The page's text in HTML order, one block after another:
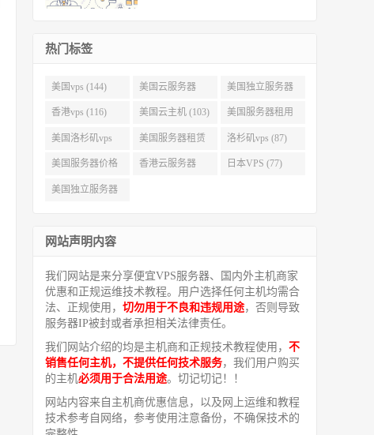
热门标签
美国vps (144) 美国云服务器
(143)
美国独立服务器
(118)
香港vps (116) 美国云主机 (103) 美国服务器租用
(99)
美国洛杉矶vps
(94)
美国服务器租赁
(91)
洛杉矶vps (87)
美国服务器价格
(82)
香港云服务器 日本VPS (77)
美国独立服务器
网站声明内容
我们网站是来分享便宜VPS服务器、国内外主机商家
优惠和正规运维技术教程。用户选择任何主机均需合
法、正规使用， 切勿用于不良和违规用途，否则导致
服务器IP被封或者承担相关法律责任。
我们网站介绍的均是主机商和正规技术教程使用， 不
销售任何主机，不提供任何技术服务，我们用户购买
的主机必须用于合法用途。切记切记！！
网站内容来自主机商优惠信息，以及网上运维和教程
技术参考自网络，参考使用注意备份，不确保技术的